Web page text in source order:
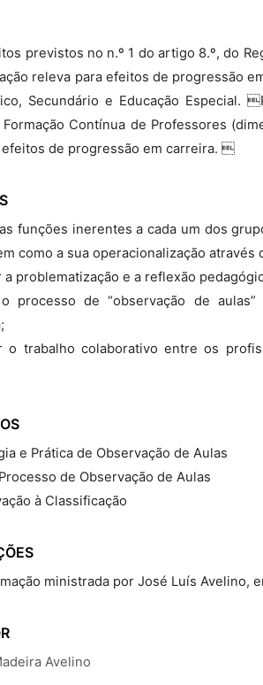
previstos no n.º 1 do artigo 8.º, do
releva para efeitos de progressão
Secundário e Educação Especial.
Contínua de Professores
efeitos de progressão em carreira. 
funções inerentes a cada um dos
como a sua operacionalização através
a problematização e a reflexão
processo de “observação de
o trabalho colaborativo entre os
e Prática de Observação de Aulas
de Observação de Aulas
à Classificação
ministrada por José Luís Avelino,
Avelino